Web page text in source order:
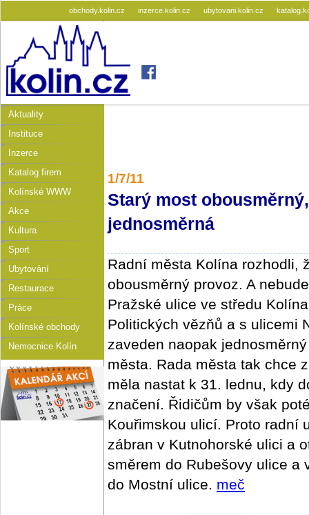
obchody.kolin.cz inzerce.kolin.cz ubytovani.kolin.cz
Aktuality
Instituce
Inzerce
Katalog firem
Kolínské WWW
Akce
Kultura
Sport
Ubytování
Restaurace
Práce
Kolínské obchody
Nemocnice Kolín
1/7/11
Starý most
jednosměrná
Radní města Kolína rozhodli,
obousměrný provoz. A
Pražské ulice ve středu
Politických vězňů a s ulicemi
zaveden naopak
města. Rada města tak chce
měla nastat k 31. lednu, kdy
značení. Řidičům by však
Kouřimskou ulicí. Proto radní
zábran v Kutnohorské ulici a
směrem do Rubešovy ulice a
do Mostní ulice. meč